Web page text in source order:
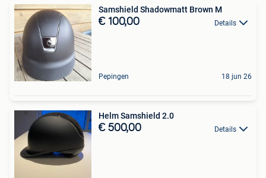
Samshield Shadowmatt Brown M
€ 100,00 Details
Pepingen 18 jun 26
Helm Samshield 2.0
€ 500,00 Details